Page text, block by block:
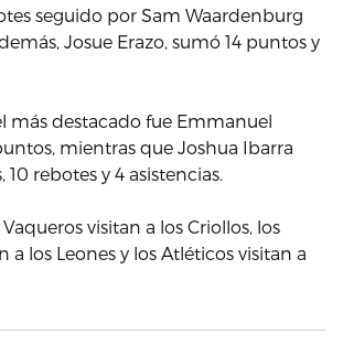
seguido por Sam Waardenburg
Josue Erazo, sumó 14 puntos y
más destacado fue Emmanuel
mientras que Joshua Ibarra
rebotes y 4 asistencias.
visitan a los Criollos, los
a los Leones y los Atléticos visitan a